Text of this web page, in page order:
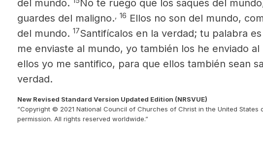
del mundo.
No te ruego que los saques del
guardes del maligno. 16 Ellos no son del mundo,
del mundo. 17Santifícalos en la verdad; tu palabra
me enviaste al mundo, yo también los he enviado al
ellos yo me santifico, para que ellos también sean
verdad.
New Revised Standard Version Updated Edition (NRSVUE)
“Copyright © 2021 National Council of Churches of Christ in the United States
permission. All rights reserved worldwide.”